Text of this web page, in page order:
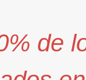
de